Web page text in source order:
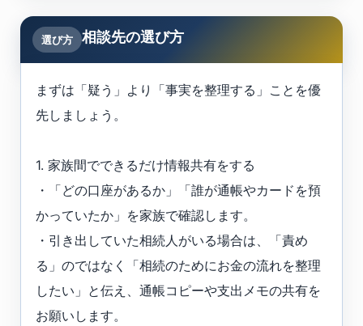
選び方 相談先の選び方
まずは「疑う」より「事実を整理する」ことを優
先しましょう。
1. 家族間でできるだけ情報共有をする
・「どの口座があるか」「誰が通帳やカードを預
かっていたか」を家族で確認します。
・引き出していた相続人がいる場合は、「責め
る」のではなく「相続のためにお金の流れを整理
したい」と伝え、通帳コピーや支出メモの共有を
お願いします。